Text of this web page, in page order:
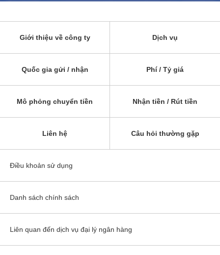
Giới thiệu về công ty Dịch vụ
Quốc gia gửi / nhận Phí / Tỷ giá
Mô phỏng chuyển tiền Nhận tiền / Rút tiền
Liên hệ Câu hỏi thường gặp
Điều khoản sử dụng
Danh sách chính sách
Liên quan đến dịch vụ đại lý ngân hàng